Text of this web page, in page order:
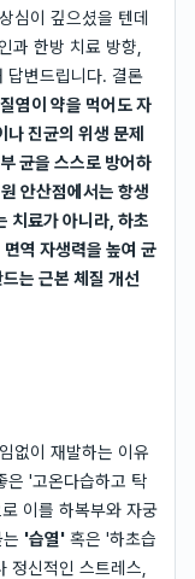
심이 깊으셨을 텐데
과 한방 치료 방향,
답변드립니다. 결론
염이 약을 먹어도 자
진균의 위생 문제
균을 스스로 방어하
안산점에서는 항생
치료가 아니라, 하초
역 자생력을 높여 균
는 근본 체질 개선
없이 재발하는 이유
은 '고온다습하고 탁
이를 하복부와 자궁
'습열' 혹은 '하초습
정신적인 스트레스,